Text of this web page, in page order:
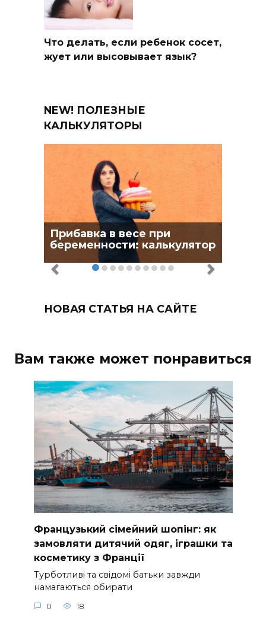
Что делать, если ребенок сосет,
жует или высовывает язык?
NEW! ПОЛЕЗНЫЕ
КАЛЬКУЛЯТОРЫ
Прибавка в весе при
беременности: калькулятор
НОВАЯ СТАТЬЯ НА САЙТЕ
Вам также может понравиться
Французький сімейний шопінг: як
замовляти дитячий одяг, іграшки та
косметику з Франції
Турботливі та свідомі батьки завжди
намагаються обирати
0 18